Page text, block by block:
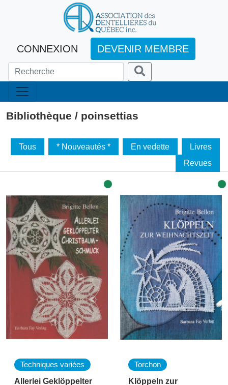
CONNEXION DEVENIR MEMBRE
Bibliothèque / poinsettias
Tous * Nouveautés * En vedette
Livres
Revues
Techniques variées
Allerlei Geklöppelter
Torchon
Klöppeln zur